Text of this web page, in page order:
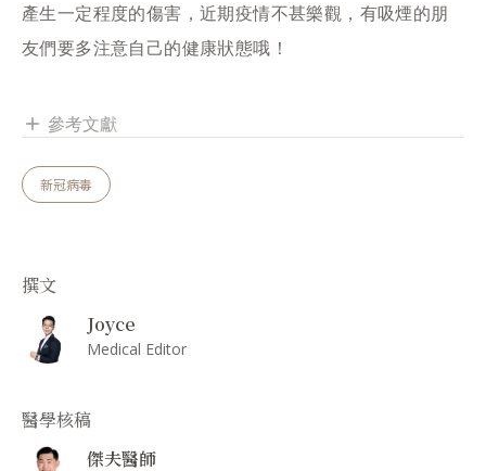
產生一定程度的傷害，近期疫情不甚樂觀，有吸煙的朋
友們要多注意自己的健康狀態哦！
add 參考文獻
新冠病毒
撰文
Joyce
Medical Editor
醫學核稿
傑夫醫師